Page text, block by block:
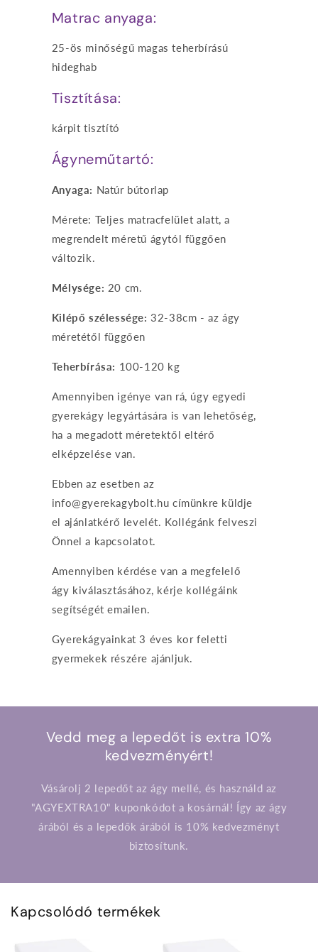
Matrac anyaga:
25-ös minőségű magas teherbírású
hideghab
Tisztítása:
kárpit tisztító
Ágyneműtartó:
Anyaga: Natúr bútorlap
Mérete: Teljes matracfelület alatt, a
megrendelt méretű ágytól függően
változik.
Mélysége: 20 cm.
Kilépő szélessége: 32-38cm - az ágy
méretétől függően
Teherbírása: 100-120 kg
Amennyiben igénye van rá, úgy egyedi
gyerekágy legyártására is van lehetőség,
ha a megadott méretektől eltérő
elképzelése van.
Ebben az esetben az
info@gyerekagybolt.hu címünkre küldje
el ajánlatkérő levelét. Kollégánk felveszi
Önnel a kapcsolatot.
Amennyiben kérdése van a megfelelő
ágy kiválasztásához, kérje kollégáink
segítségét emailen.
Gyerekágyainkat 3 éves kor feletti
gyermekek részére ajánljuk.
Vedd meg a lepedőt is extra 10%
kedvezményért!
Vásárolj 2 lepedőt az ágy mellé, és használd az
"AGYEXTRA10" kuponkódot a kosárnál! Így az ágy
árából és a lepedők árából is 10% kedvezményt
biztosítunk.
Kapcsolódó termékek